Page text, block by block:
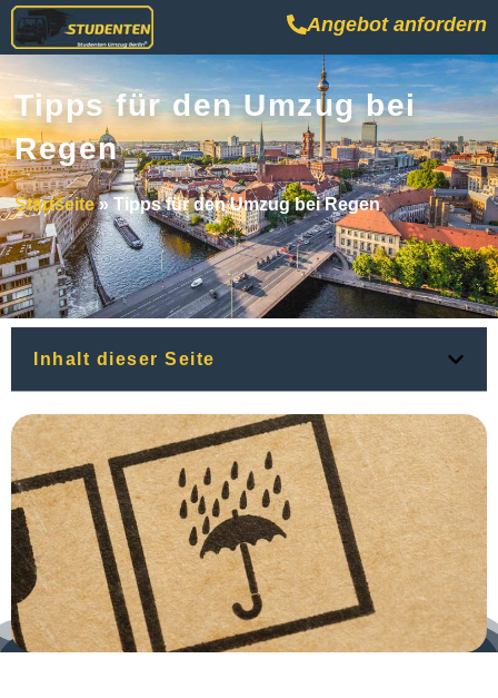
Angebot anfordern
Tipps für den Umzug bei
Regen
Startseite»Tipps für den Umzug bei Regen
Inhalt dieser Seite